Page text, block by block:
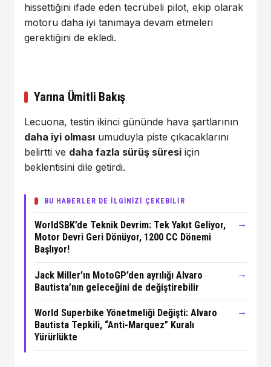
hissettiğini ifade eden tecrübeli pilot, ekip olarak
motoru daha iyi tanımaya devam etmeleri
gerektiğini de ekledi.
Yarına Ümitli Bakış
Lecuona, testin ikinci gününde hava şartlarının
daha iyi olması umuduyla piste çıkacaklarını
belirtti ve daha fazla sürüş süresi için
beklentisini dile getirdi.
BU HABERLER DE İLGİNİZİ ÇEKEBİLİR
WorldSBK’de Teknik Devrim: Tek Yakıt Geliyor,
Motor Devri Geri Dönüyor, 1200 CC Dönemi
Başlıyor!
→
Jack Miller’ın MotoGP’den ayrılığı Alvaro
Bautista’nın geleceğini de değiştirebilir
→
World Superbike Yönetmeliği Değişti: Alvaro
Bautista Tepkili, “Anti-Marquez” Kuralı
Yürürlükte
→